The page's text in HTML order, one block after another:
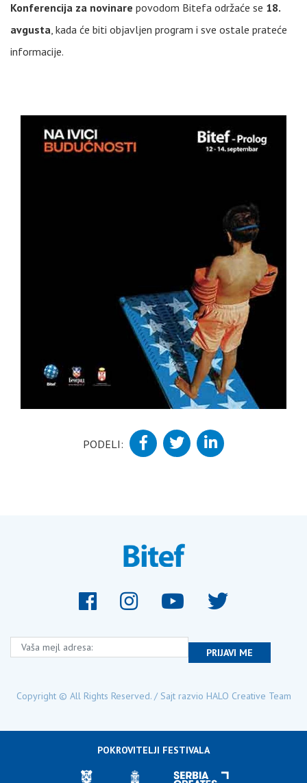
Konferencija za novinare povodom Bitefa održaće se 18.
avgusta, kada će biti objavljen program i sve ostale prateće
informacije.
PODELI:
Vaša mejl adresa:
PRIJAVI ME
Copyright © All Rights Reserved. / Sajt razvio HALO Creative Team
POKROVITELJI FESTIVALA